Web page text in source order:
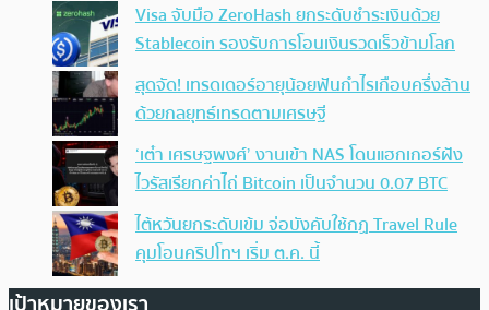
Visa จับมือ ZeroHash ยกระดับชำระเงินด้วย
Stablecoin รองรับการโอนเงินรวดเร็วข้ามโลก
สุดจัด! เทรดเดอร์อายุน้อยฟันกำไรเกือบครึ่งล้าน
ด้วยกลยุทธ์เทรดตามเศรษฐี
‘เต๋า เศรษฐพงศ์’ งานเข้า NAS โดนแฮกเกอร์ฝัง
ไวรัสเรียกค่าไถ่ Bitcoin เป็นจำนวน 0.07 BTC
ไต้หวันยกระดับเข้ม จ่อบังคับใช้กฏ Travel Rule
คุมโอนคริปโทฯ เริ่ม ต.ค. นี้